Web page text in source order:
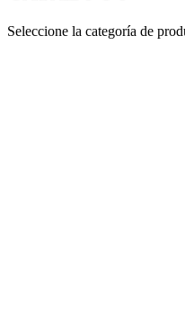
Seleccione la categoría de